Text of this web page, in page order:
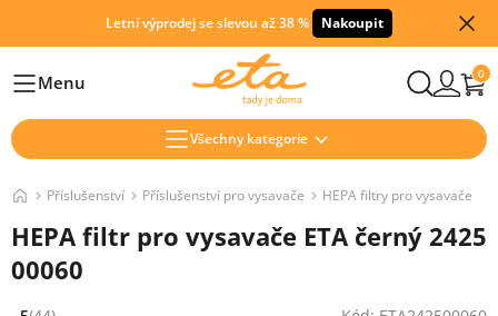
Letní výprodej se slevou až 38 % Nakoupit
HlavníMenu 0
Všechny kategorie
Příslušenství Příslušenství pro vysavače HEPA filtry pro vysavače
HEPA filtr pro vysavače ETA černý 2425
00060